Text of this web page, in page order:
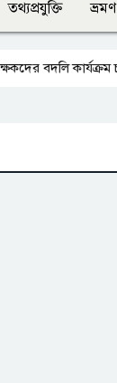
তথ্যপ্রযুক্তি ভ্রমণ
কার্যক্রম চালু